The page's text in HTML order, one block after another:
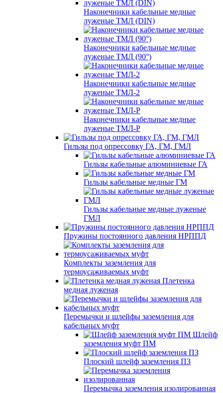
Наконечники кабельные медные
луженые ТМЛ (DIN)
Наконечники кабельные медные
луженые ТМЛ (90°)
Наконечники кабельные медные
луженые ТМЛ-2
Наконечники кабельные медные
луженые ТМЛ-Р
Гильзы под опрессовку ГА, ГМ, ГМЛ
Гильзы кабельные алюминиевые ГА
Гильзы кабельные медные ГМ
Гильзы кабельные медные луженые
ГМЛ
Пружины постоянного давления НРППД
Комплекты заземления для
термоусаживаемых муфт
Плетенка
медная луженая
Перемычки и шлейфы заземления для
кабельных муфт
Шлейф
заземления муфт ПМ
Плоский шлейф заземления ПЗ
Перемычка заземления изолированная